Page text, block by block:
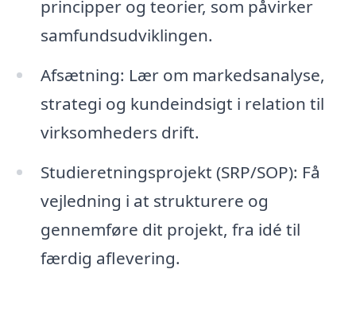
principper og teorier, som påvirker
samfundsudviklingen.
Afsætning: Lær om markedsanalyse,
strategi og kundeindsigt i relation til
virksomheders drift.
Studieretningsprojekt (SRP/SOP): Få
vejledning i at strukturere og
gennemføre dit projekt, fra idé til
færdig aflevering.